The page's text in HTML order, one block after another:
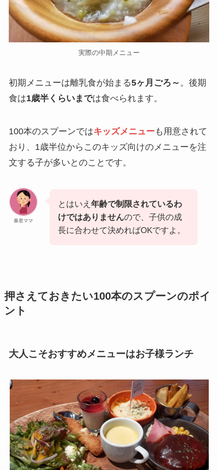
実際の中期メニュー
初期メニューは離乳食が始まる5ヶ月ごろ～ 。後期
食は1歳半くらいまでは食べられます。
100本のスプーンではキッズメニュー も用意されて
おり、1歳半位からこのキッズ向けのメニューを注
文する子が多いとのことです。
暴君ママ
とはいえ 年齢で制限されているわ
けではありませんので、子供の成
長に合わせて決めればOKですよ。
押さえておきたい100本のスプーンのポイ
ント
大人こそおすすめメニューはお子様ランチ